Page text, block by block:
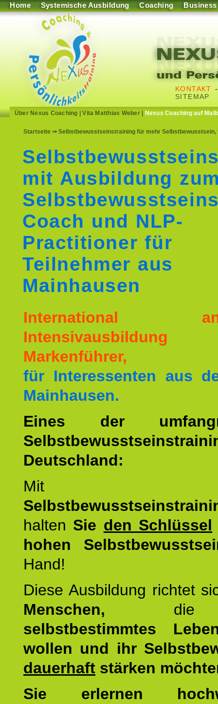
Home Systemische Ausbildung Coaching Business
KONTAKT
SITEMAP
Über Nexus Coaching |Vita Matthias Weber| Nexus Coaching auf
Startseite ⇒ Selbstbewusstseinstraining für mehr
mit Ausbildung
Coach und NLP-
Practitioner für
Teilnehmer aus
Mainhausen
International
Markenführer,
für Interessenten aus
Mainhausen.
Eines der
Deutschland:
Mit
halten Sie den Schlüssel
hohen
Hand!
Diese Ausbildung richtet
Menschen,
selbstbestimmtes
wollen und ihr
dauerhaft stärken
Sie erlernen